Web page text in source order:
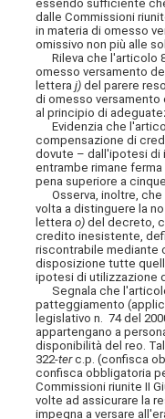
essendo sufficiente
dalle Commissioni
in materia di omesso
omissivo non più alle
Rileva che l'articolo
omesso versamento
letteraj) del parere
di omesso versamento
al principio di
Evidenzia che
compensazione di
dovute – dall'ipotesi di
entrambe rimane
pena superiore a
Osserva, inoltre, che
volta a distinguere la
letterao) del decreto,
credito inesistente,
riscontrabile mediante
disposizione tutte
ipotesi di utilizzazione
Segnala che
patteggiamento
legislativo n. 74 del
appartengano a
disponibilità del reo.
322-terc.p. (confisca
confisca obbligatoria
Commissioni riunite II
volte ad assicurare la
impegna a versare